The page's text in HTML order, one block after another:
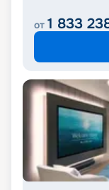
от 1 833